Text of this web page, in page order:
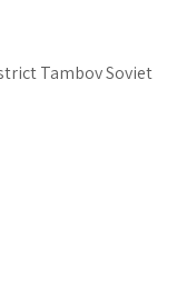
Tambov Soviet